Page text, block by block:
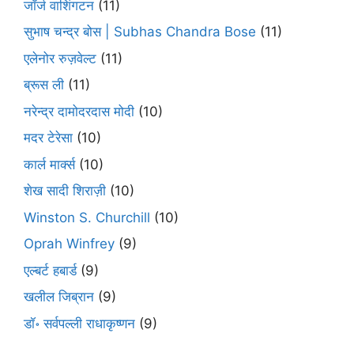
जॉर्ज वाशिंगटन (11)
सुभाष चन्द्र बोस | Subhas Chandra Bose (11)
एलेनोर रुज़वेल्ट (11)
ब्रूस ली (11)
नरेन्द्र दामोदरदास मोदी (10)
मदर टेरेसा (10)
कार्ल मार्क्स(10)
शेख सादी शिराज़ी (10)
Winston S. Churchill (10)
Oprah Winfrey (9)
एल्बर्ट हबार्ड(9)
खलील जिब्रान (9)
डॉ॰ सर्वपल्ली राधाकृष्णन (9)